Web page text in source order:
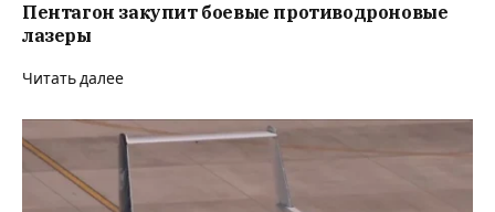
Пентагон закупит боевые противодроновые
лазеры
Читать далее